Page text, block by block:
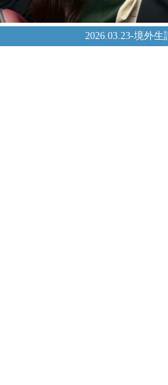
2026.03.23-境外